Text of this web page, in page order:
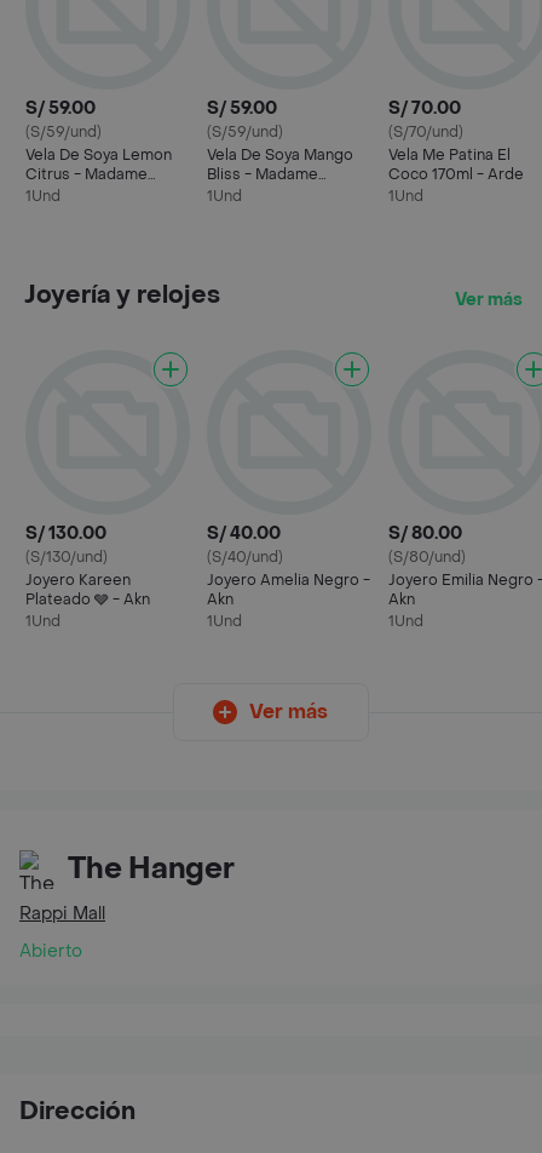
S/ 59.00
(S/59/und)
Vela De Soya Lemon
Citrus - Madame
Lumiere
1Und
S/ 59.00
(S/59/und)
Vela De Soya Mango
Bliss - Madame
Lumiere
1Und
S/ 70.00
(S/70/und)
Vela Me Patina El
Coco 170ml - Arde
1Und
Joyería y relojes Ver más
S/ 130.00
(S/130/und)
Joyero Kareen
Plateado 🩶 - Akn
1Und
S/ 40.00
(S/40/und)
Joyero Amelia Negro -
Akn
1Und
S/ 80.00
(S/80/und)
Joyero Emilia Negro
Akn
1Und
Ver más
The Hanger
Rappi Mall
Abierto
Dirección